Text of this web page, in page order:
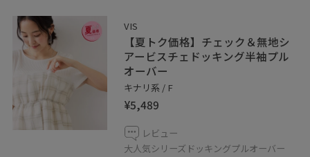
VIS
【夏トク価格】チェック＆無地シ
アービスチェドッキング半袖プル
オーバー
キナリ系 / F
¥5,489
レビュー
大人気シリーズドッキングプルオーバー